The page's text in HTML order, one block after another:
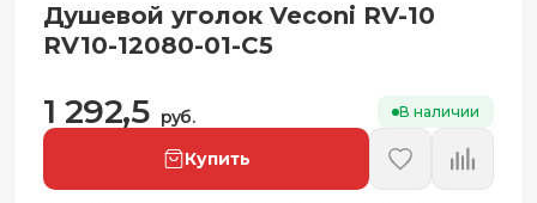
Душевой уголок Veconi RV-10
RV10-12080-01-C5
1 292,5 руб. В наличии
Купить